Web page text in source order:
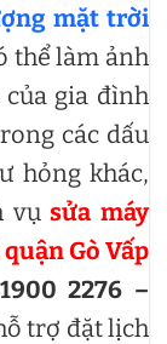
mặt trời
thể làm ảnh
gia đình
các dấu
hỏng khác,
vụsửa máy
Gò Vấp
2276 –
trợ đặt lịch